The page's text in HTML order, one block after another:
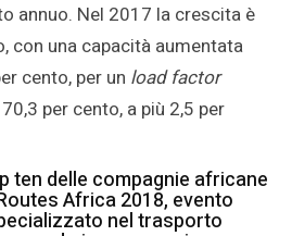
annuo. Nel 2017 la crescita è
con una capacità aumentata
cento, per un load factor
per cento, a più 2,5 per
ten delle compagnie africane
Africa 2018, evento
nel trasporto